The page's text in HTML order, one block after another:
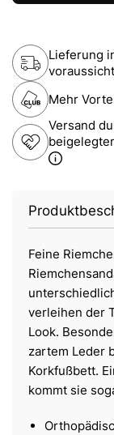
Lieferung
Mehr
Versand
Feine
verleihen der
Look.
zartem Leder
Korkfußbett.
kommt sie